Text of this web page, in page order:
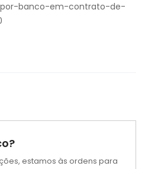
banco-em-contrato-de-
estamos às ordens para